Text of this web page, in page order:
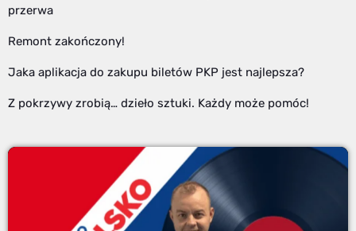
przerwa
Remont zakończony!
Jaka aplikacja do zakupu biletów PKP jest najlepsza?
Z pokrzywy zrobią… dzieło sztuki. Każdy może pomóc!